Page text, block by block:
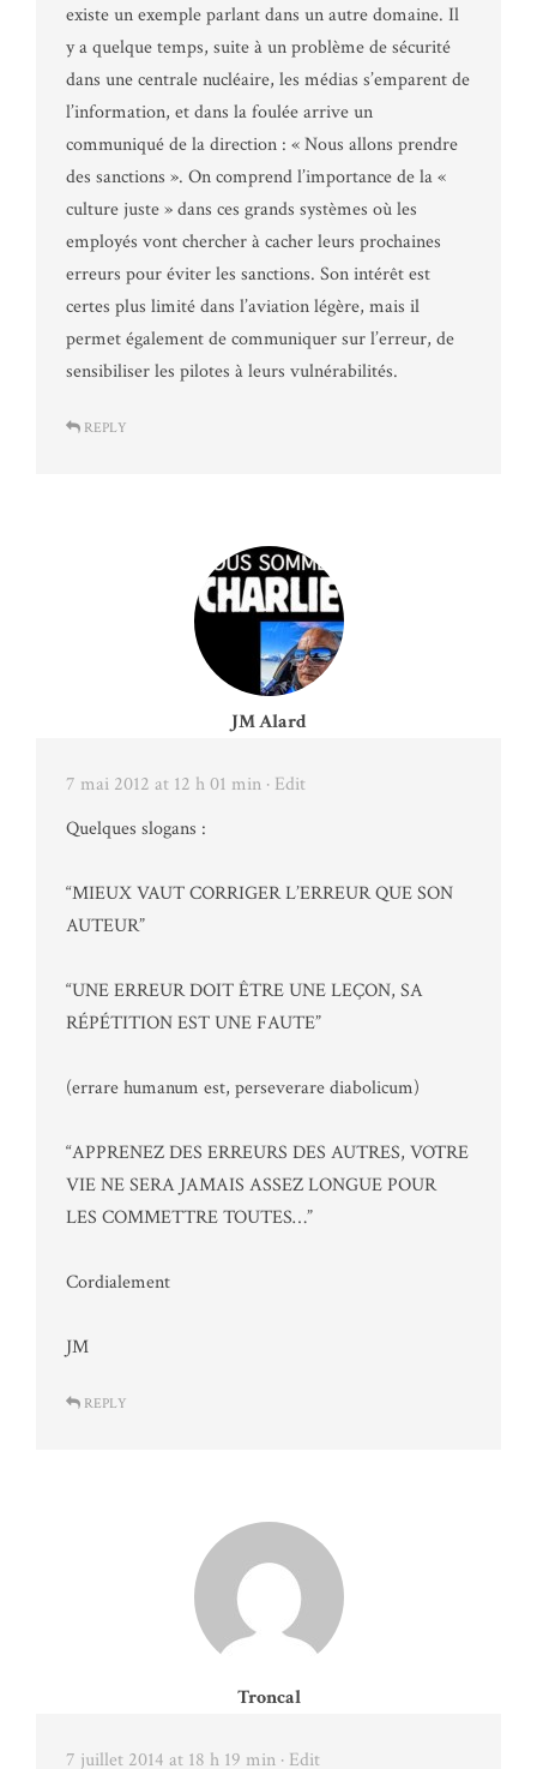
existe un exemple parlant dans un autre domaine. Il
y a quelque temps, suite à un problème de sécurité
dans une centrale nucléaire, les médias s’emparent de
l’information, et dans la foulée arrive un
communiqué de la direction : « Nous allons prendre
des sanctions ». On comprend l’importance de la «
culture juste » dans ces grands systèmes où les
employés vont chercher à cacher leurs prochaines
erreurs pour éviter les sanctions. Son intérêt est
certes plus limité dans l’aviation légère, mais il
permet également de communiquer sur l’erreur, de
sensibiliser les pilotes à leurs vulnérabilités.
REPLY
JM Alard
7 mai 2012 at 12 h 01 min · Edit
Quelques slogans :
“MIEUX VAUT CORRIGER L’ERREUR QUE SON
AUTEUR”
“UNE ERREUR DOIT ÊTRE UNE LEÇON, SA
RÉPÉTITION EST UNE FAUTE”
(errare humanum est, perseverare diabolicum)
“APPRENEZ DES ERREURS DES AUTRES, VOTRE
VIE NE SERA JAMAIS ASSEZ LONGUE POUR
LES COMMETTRE TOUTES…”
Cordialement
JM
REPLY
Troncal
7 juillet 2014 at 18 h 19 min · Edit